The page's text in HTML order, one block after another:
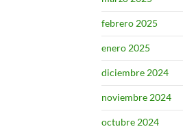
febrero 2025
enero 2025
diciembre 2024
noviembre 2024
octubre 2024